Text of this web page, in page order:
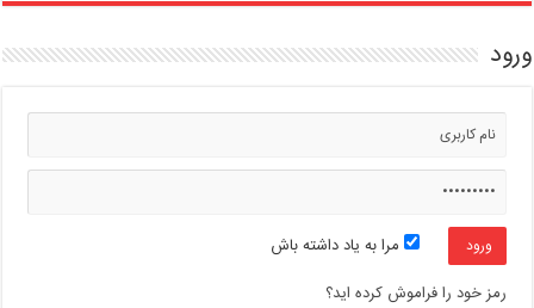
ورود
مرا به یاد داشته باش
رمز خود را فراموش کرده اید؟